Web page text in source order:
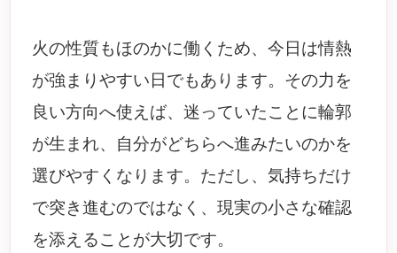
火の性質もほのかに働くため、今日は情熱
が強まりやすい日でもあります。その力を
良い方向へ使えば、迷っていたことに輪郭
が生まれ、自分がどちらへ進みたいのかを
選びやすくなります。ただし、気持ちだけ
で突き進むのではなく、現実の小さな確認
を添えることが大切です。